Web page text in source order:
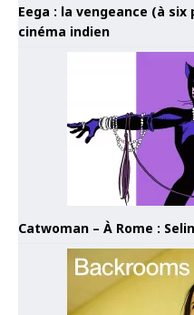
Eega : la vengeance (à
cinéma indien
Catwoman – À Rome :